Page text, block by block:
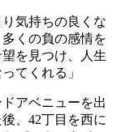
気持ちの良くな
くの負の感情を
を見つけ、人生
てくれる」
アベニューを出
、42丁目を西に